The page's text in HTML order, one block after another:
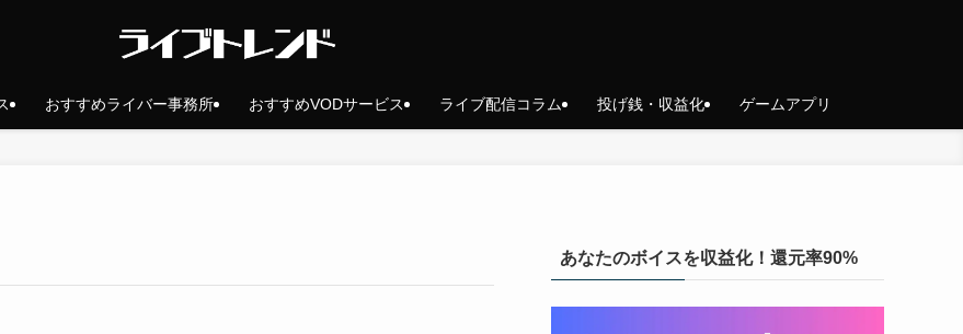
おすすめライバー事務所 おすすめVODサービス ライブ配信コラム 投げ銭・収益化 ゲームアプリ
あなたのボイスを収益化！還元率90%